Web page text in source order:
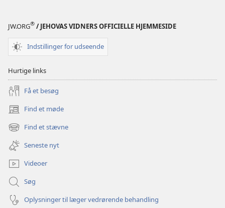
JW.ORG® / JEHOVAS VIDNERS OFFICIELLE HJEMMESIDE
Indstillinger for udseende
Hurtige links
Få et besøg
Find et møde
(åbner
nyt
vindue)
Find et stævne
(åbner
nyt
vindue)
Seneste nyt
Videoer
Søg
Oplysninger til læger vedrørende behandling